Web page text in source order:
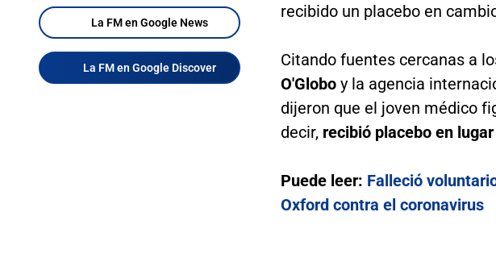
La FM en Google News
La FM en Google Discover
recibido un placebo en
Citando fuentes cercanas a
O'Globoy la agencia
dijeron que el joven médico
decir, recibió placebo en
Puede leer: Falleció
Oxford contra el coronavirus